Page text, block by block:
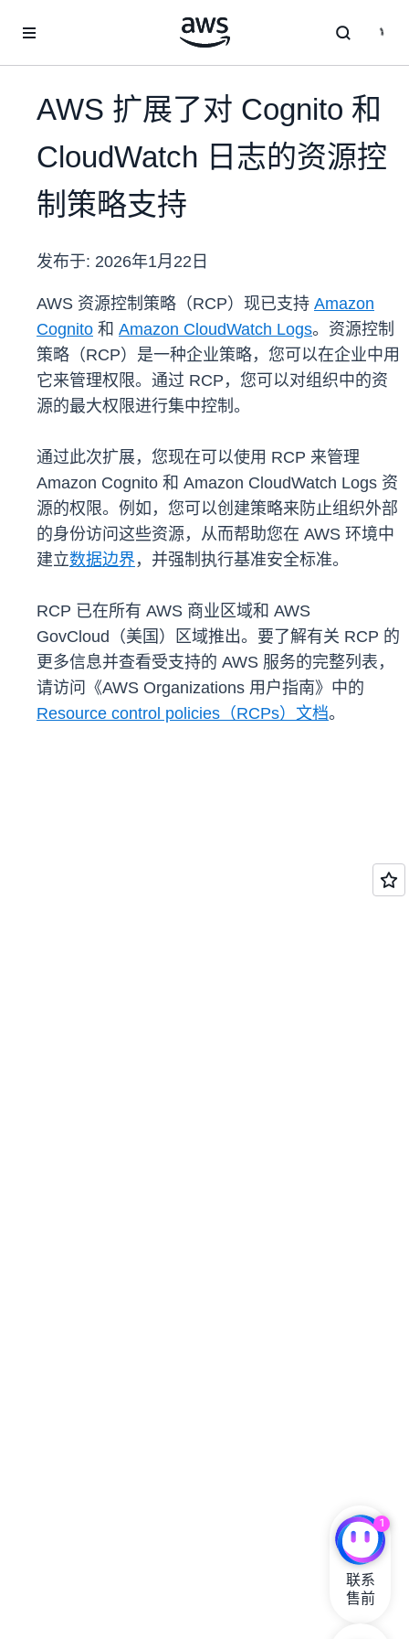
AWS 扩展了对 Cognito 和
CloudWatch 日志的资源控
制策略支持
发布于: 2026年1月22日
AWS 资源控制策略（RCP）现已支持 Amazon
Cognito 和 Amazon CloudWatch Logs。资源控制
策略（RCP）是一种企业策略，您可以在企业中用
它来管理权限。通过 RCP，您可以对组织中的资
源的最大权限进行集中控制。
通过此次扩展，您现在可以使用 RCP 来管理
Amazon Cognito 和 Amazon CloudWatch Logs 资
源的权限。例如，您可以创建策略来防止组织外部
的身份访问这些资源，从而帮助您在 AWS 环境中
建立数据边界 ，并强制执行基准安全标准。
RCP 已在所有 AWS 商业区域和 AWS
GovCloud（美国）区域推出。要了解有关 RCP 的
更多信息并查看受支持的 AWS 服务的完整列表，
请访问《AWS Organizations 用户指南》中的
Resource control policies（RCPs）文档。
1
联系
售前